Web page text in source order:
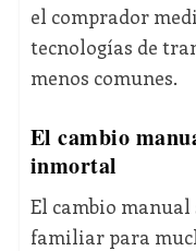
el comprador
tecnologías de
menos comunes.
El cambio
inmortal
El cambio
familiar para